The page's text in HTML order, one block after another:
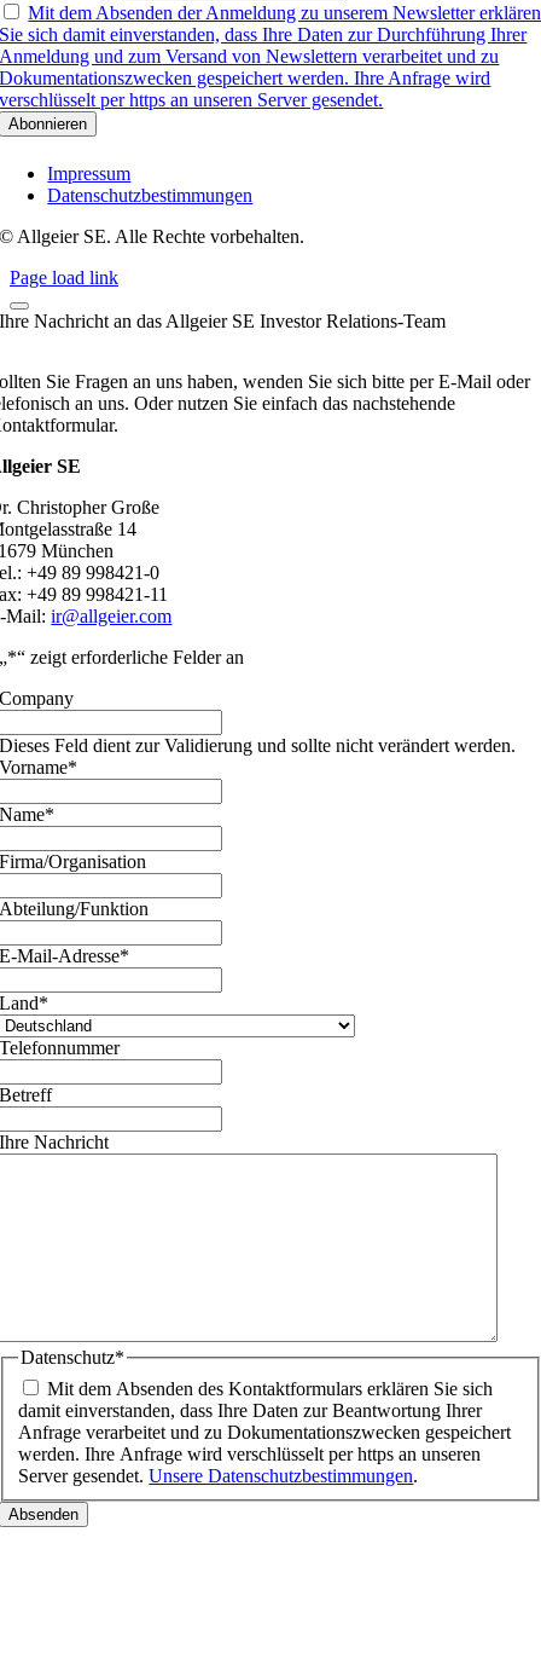
Mit dem Absenden der Anmeldung zu unserem Newsletter erklären
Sie sich damit einverstanden, dass Ihre Daten zur Durchführung Ihrer
Anmeldung und zum Versand von Newslettern verarbeitet und zu
Dokumentationszwecken gespeichert werden. Ihre Anfrage wird
verschlüsselt per https an unseren Server gesendet.
Impressum
Datenschutzbestimmungen
© Allgeier SE. Alle Rechte vorbehalten.
Page load link
Ihre Nachricht an das Allgeier SE Investor Relations-Team
Sie Fragen an uns haben, wenden Sie sich bitte per E-Mail oder
an uns. Oder nutzen Sie einfach das nachstehende
SE
Christopher Große
14
München
+49 89 998421-0
+49 89 998421-11
Mail:ir@allgeier.com
„*“ zeigt erforderliche Felder an
Company
Dieses Feld dient zur Validierung und sollte nicht verändert werden.
Vorname*
Name*
Firma/Organisation
Abteilung/Funktion
E-Mail-Adresse*
Land*
Telefonnummer
Betreff
Ihre Nachricht
Datenschutz*
Mit dem Absenden des Kontaktformulars erklären Sie sich
damit einverstanden, dass Ihre Daten zur Beantwortung Ihrer
Anfrage verarbeitet und zu Dokumentationszwecken gespeichert
werden. Ihre Anfrage wird verschlüsselt per https an unseren
Server gesendet.Unsere Datenschutzbestimmungen.